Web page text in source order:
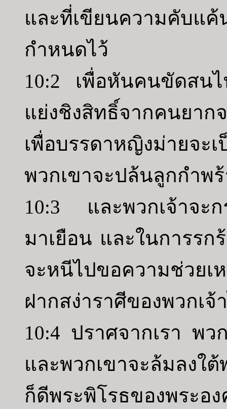
และที่เขียนความคับแค้
กำหนดไว้
10:2 เพื่อหันคนขัดสน
แย่งชิงสิทธิ์จากคนยาก
เพื่อบรรดาหญิงม่ายจะ
พวกเขาจะปล้นลูกกำพ
10:3 และพวกเจ้าจะก
มาเยือน และในการรก
จะหนีไปขอความช่วย
ฝากสง่าราศีของพวกเจ้
10:4 ปราศจากเรา พว
และพวกเขาจะล้มลงใ
ก็ดีพระพิโรธของพระอ